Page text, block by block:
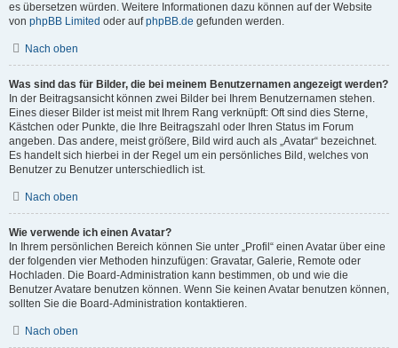
es übersetzen würden. Weitere Informationen dazu können auf der Website
von phpBB Limited oder aufphpBB.de gefunden werden.
Nach oben
Was sind das für Bilder, die bei meinem Benutzernamen angezeigt werden?
In der Beitragsansicht können zwei Bilder bei Ihrem Benutzernamen stehen.
Eines dieser Bilder ist meist mit Ihrem Rang verknüpft: Oft sind dies Sterne,
Kästchen oder Punkte, die Ihre Beitragszahl oder Ihren Status im Forum
angeben. Das andere, meist größere, Bild wird auch als „Avatar“ bezeichnet.
Es handelt sich hierbei in der Regel um ein persönliches Bild, welches von
Benutzer zu Benutzer unterschiedlich ist.
Nach oben
Wie verwende ich einen Avatar?
In Ihrem persönlichen Bereich können Sie unter „Profil“ einen Avatar über eine
der folgenden vier Methoden hinzufügen: Gravatar, Galerie, Remote oder
Hochladen. Die Board-Administration kann bestimmen, ob und wie die
Benutzer Avatare benutzen können. Wenn Sie keinen Avatar benutzen können,
sollten Sie die Board-Administration kontaktieren.
Nach oben